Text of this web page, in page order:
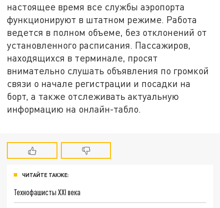
настоящее время все службы аэропорта
функционируют в штатном режиме. Работа
ведется в полном объеме, без отклонений от
установленного расписания. Пассажиров,
находящихся в терминале, просят
внимательно слушать объявления по громкой
связи о начале регистрации и посадки на
борт, а также отслеживать актуальную
информацию на онлайн-табло.
ЧИТАЙТЕ ТАКЖЕ:
Технофашисты XXI века